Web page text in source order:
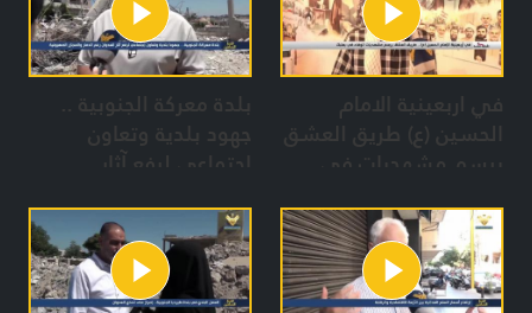
في اربعينية الامام
الحسين (ع) طريق العشق
يرسم مشهديات في
بلدة معركة الجنوبية ..
جهود بلدية وتعاون
إجتماعي لرفع آثار
والمجازر الصهيونية